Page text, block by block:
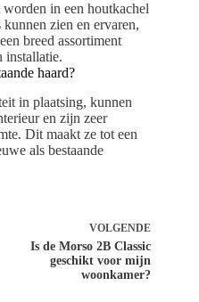
in een houtkachel
zien en ervaren,
breed assortiment
installatie.
haard?
in plaatsing, kunnen
en zijn zeer
Dit maakt ze tot een
als bestaande
VOLGENDE
Is de Morso 2B Classic
geschikt voor mijn
woonkamer?